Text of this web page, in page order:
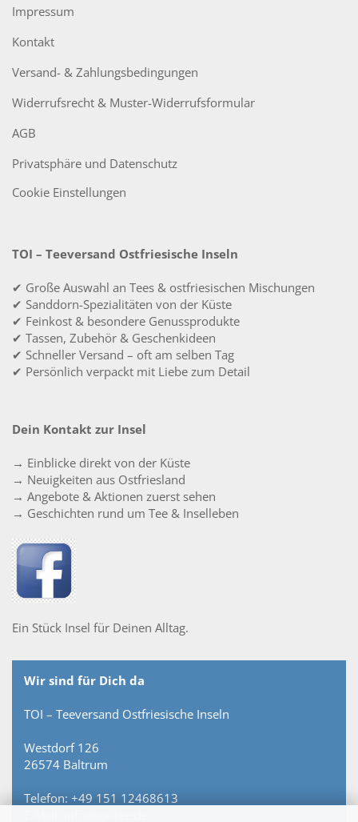
Impressum
Kontakt
Versand- & Zahlungsbedingungen
Widerrufsrecht & Muster-Widerrufsformular
AGB
Privatsphäre und Datenschutz
Cookie Einstellungen
TOI – Teeversand Ostfriesische Inseln
✔ Große Auswahl an Tees & ostfriesischen Mischungen
✔ Sanddorn-Spezialitäten von der Küste
✔ Feinkost & besondere Genussprodukte
✔ Tassen, Zubehör & Geschenkideen
✔ Schneller Versand – oft am selben Tag
✔ Persönlich verpackt mit Liebe zum Detail
Dein Kontakt zur Insel
→ Einblicke direkt von der Küste
→ Neuigkeiten aus Ostfriesland
→ Angebote & Aktionen zuerst sehen
→ Geschichten rund um Tee & Inselleben
Ein Stück Insel für Deinen Alltag.
Wir sind für Dich da
TOI – Teeversand Ostfriesische Inseln
Westdorf 126
26574 Baltrum
Telefon: +49 151 12468613